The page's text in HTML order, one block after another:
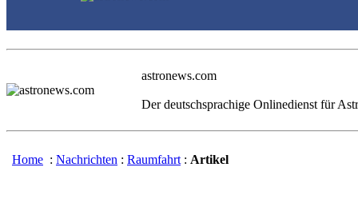
astronews.com
Der deutschsprachige Onlinedienst für
Home : Nachrichten : Raumfahrt : Artikel